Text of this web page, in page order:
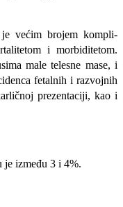
većim brojem kompli-
i morbiditetom.
male telesne mase, i
fetalnih i razvojnih
prezentaciji, kao i
je između 3 i 4%.